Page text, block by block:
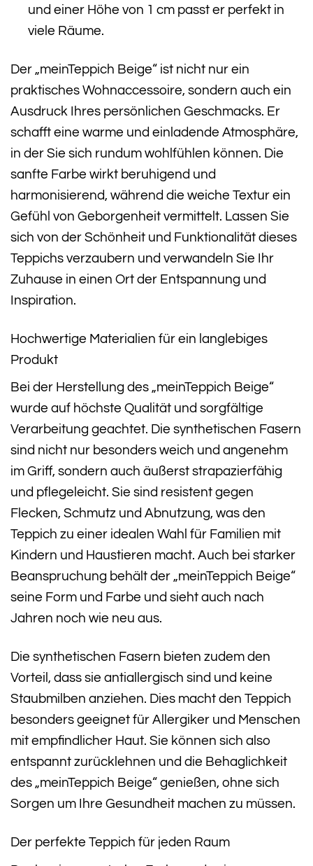
und einer Höhe von 1 cm passt er perfekt in
viele Räume.
Der „meinTeppich Beige“ ist nicht nur ein
praktisches Wohnaccessoire, sondern auch ein
Ausdruck Ihres persönlichen Geschmacks. Er
schafft eine warme und einladende Atmosphäre,
in der Sie sich rundum wohlfühlen können. Die
sanfte Farbe wirkt beruhigend und
harmonisierend, während die weiche Textur ein
Gefühl von Geborgenheit vermittelt. Lassen Sie
sich von der Schönheit und Funktionalität dieses
Teppichs verzaubern und verwandeln Sie Ihr
Zuhause in einen Ort der Entspannung und
Inspiration.
Hochwertige Materialien für ein langlebiges
Produkt
Bei der Herstellung des „meinTeppich Beige“
wurde auf höchste Qualität und sorgfältige
Verarbeitung geachtet. Die synthetischen Fasern
sind nicht nur besonders weich und angenehm
im Griff, sondern auch äußerst strapazierfähig
und pflegeleicht. Sie sind resistent gegen
Flecken, Schmutz und Abnutzung, was den
Teppich zu einer idealen Wahl für Familien mit
Kindern und Haustieren macht. Auch bei starker
Beanspruchung behält der „meinTeppich Beige“
seine Form und Farbe und sieht auch nach
Jahren noch wie neu aus.
Die synthetischen Fasern bieten zudem den
Vorteil, dass sie antiallergisch sind und keine
Staubmilben anziehen. Dies macht den Teppich
besonders geeignet für Allergiker und Menschen
mit empfindlicher Haut. Sie können sich also
entspannt zurücklehnen und die Behaglichkeit
des „meinTeppich Beige“ genießen, ohne sich
Sorgen um Ihre Gesundheit machen zu müssen.
Der perfekte Teppich für jeden Raum